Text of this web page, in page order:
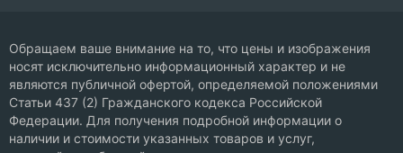
Обращаем ваше внимание на то, что цены и изображения
носят исключительно информационный характер и не
являются публичной офертой, определяемой положениями
Статьи 437 (2) Гражданского кодекса Российской
Федерации. Для получения подробной информации о
наличии и стоимости указанных товаров и услуг,